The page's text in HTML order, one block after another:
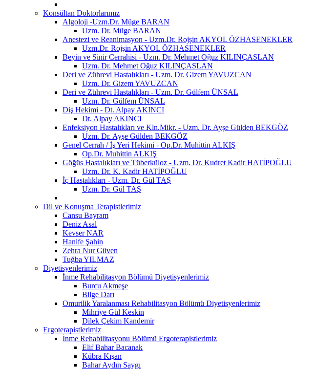
Konsültan Doktorlarımız
Algoloji -Uzm.Dr. Müge BARAN
Uzm. Dr. Müge BARAN
Anestezi ve Reanimasyon - Uzm.Dr. Rojşin AKYOL ÖZHASENEKLER
Uzm.Dr. Rojşin AKYOL ÖZHASENEKLER
Beyin ve Sinir Cerrahisi - Uzm. Dr. Mehmet Oğuz KILINÇASLAN
Uzm. Dr. Mehmet Oğuz KILINÇASLAN
Deri ve Zührevi Hastalıkları - Uzm. Dr. Gizem YAVUZCAN
Uzm. Dr. Gizem YAVUZCAN
Deri ve Zührevi Hastalıkları - Uzm. Dr. Gülfem ÜNSAL
Uzm. Dr. Gülfem ÜNSAL
Diş Hekimi - Dt. Alpay AKINCI
Dt. Alpay AKINCI
Enfeksiyon Hastalıkları ve Kln.Mikr. - Uzm. Dr. Ayşe Gülden BEKGÖZ
Uzm. Dr. Ayşe Gülden BEKGÖZ
Genel Cerrah / İş Yeri Hekimi - Op.Dr. Muhittin ALKIŞ
Op.Dr. Muhittin ALKIŞ
Göğüs Hastalıkları ve Tüberküloz - Uzm. Dr. Kudret Kadir HATİPOĞLU
Uzm. Dr. K. Kadir HATİPOĞLU
İç Hastalıkları - Uzm. Dr. Gül TAŞ
Uzm. Dr. Gül TAŞ
Dil ve Konuşma Terapistlerimiz
Cansu Bayram
Deniz Asal
Kevser NAR
Hanife Şahin
Zehra Nur Güven
Tuğba YILMAZ
Diyetisyenlerimiz
İnme Rehabilitasyon Bölümü Diyetisyenlerimiz
Burcu Akmeşe
Bilge Darı
Omurilik Yaralanması Rehabilitasyon Bölümü Diyetisyenlerimiz
Mihriye Gül Keskin
Dilek Çekim Kandemir
Ergoterapistlerimiz
İnme Rehabilitasyonu Bölümü Ergoterapistlerimiz
Elif Bahar Bacanak
Kübra Kışan
Bahar Aydın Saygı